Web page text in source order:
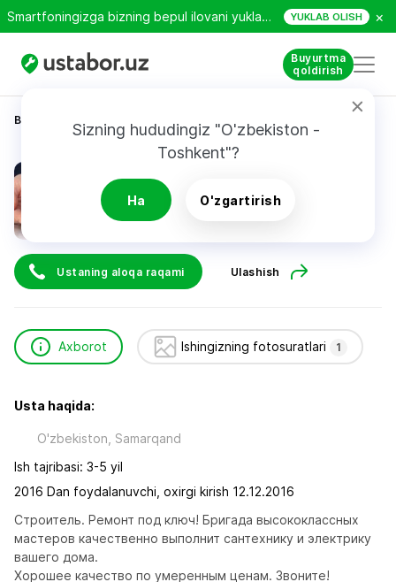
Smartfoningizga bizning bepul ilovani yuklab oling! YUKLAB OLISH ×
Buyurtma
qoldirish
Sizning hududingiz "O'zbekiston -
Toshkent"?
Ha O'zgartirish
Bosh sahifa
Ustaning aloqa raqami Ulashish
Axborot Ishingizning fotosuratlari 1
Usta haqida:
O'zbekiston, Samarqand
Ish tajribasi: 3-5 yil
2016 Dan foydalanuvchi, oxirgi kirish 12.12.2016
Строитель. Ремонт под ключ! Бригада высококлассных
мастеров качественно выполнит сантехнику и электрику
вашего дома.
Хорошее качество по умеренным ценам. Звоните!